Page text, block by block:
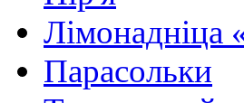
Лiмонаднiца
Парасольки